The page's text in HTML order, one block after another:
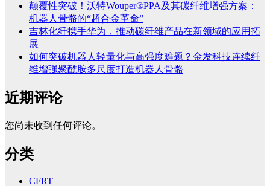
颠覆性突破！沃特Wouper®PPA及其碳纤维增强方案：
机器人骨骼的“超合金革命”
吉林化纤携手华为，推动碳纤维产品在新领域的应用拓
展
如何突破机器人轻量化与高强度难题？金发科技连续纤
维增强聚酰胺多尺度打造机器人骨骼
近期评论
您尚未收到任何评论。
分类
CFRT